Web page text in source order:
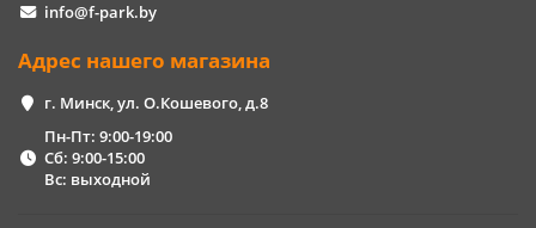
info@f-park.by
Адрес нашего магазина
г. Минск, ул. О.Кошевого, д.8
Пн-Пт: 9:00-19:00
Сб: 9:00-15:00
Вс: выходной